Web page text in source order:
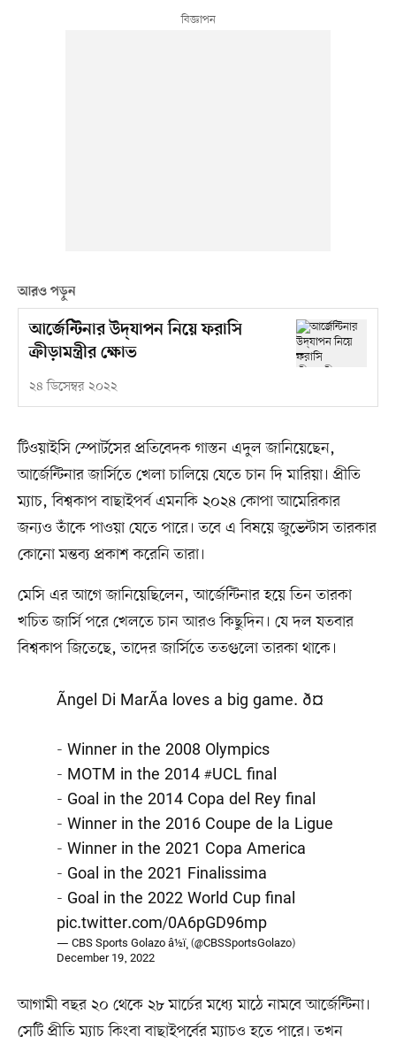
আরও পড়ুন
আর্জেন্টিনার উদ্‌যাপন নিয়ে ফরাসি
ক্রীড়ামন্ত্রীর ক্ষোভ
২৪ ডিসেম্বর ২০২২
টিওয়াইসি স্পোর্টসের প্রতিবেদক গাস্তন এদুল জানিয়েছেন,
আর্জেন্টিনার জার্সিতে খেলা চালিয়ে যেতে চান দি মারিয়া। প্রীতি
ম্যাচ, বিশ্বকাপ বাছাইপর্ব এমনকি ২০২৪ কোপা আমেরিকার
জন্যও তাঁকে পাওয়া যেতে পারে। তবে এ বিষয়ে জুভেন্টাস তারকার
কোনো মন্তব্য প্রকাশ করেনি তারা।
মেসি এর আগে জানিয়েছিলেন, আর্জেন্টিনার হয়ে তিন তারকা
খচিত জার্সি পরে খেলতে চান আরও কিছুদিন। যে দল যতবার
বিশ্বকাপ জিতেছে, তাদের জার্সিতে ততগুলো তারকা থাকে।
Ãngel Di MarÃ­a loves a big game. ð¤
- Winner in the 2008 Olympics
- MOTM in the 2014 #UCL final
- Goal in the 2014 Copa del Rey final
- Winner in the 2016 Coupe de la Ligue
- Winner in the 2021 Copa America
- Goal in the 2021 Finalissima
- Goal in the 2022 World Cup final
pic.twitter.com/0A6pGD96mp
— CBS Sports Golazo â½ï¸ (@CBSSportsGolazo)
December 19, 2022
আগামী বছর ২০ থেকে ২৮ মার্চের মধ্যে মাঠে নামবে আর্জেন্টিনা।
সেটি প্রীতি ম্যাচ কিংবা বাছাইপর্বের ম্যাচও হতে পারে। তখন